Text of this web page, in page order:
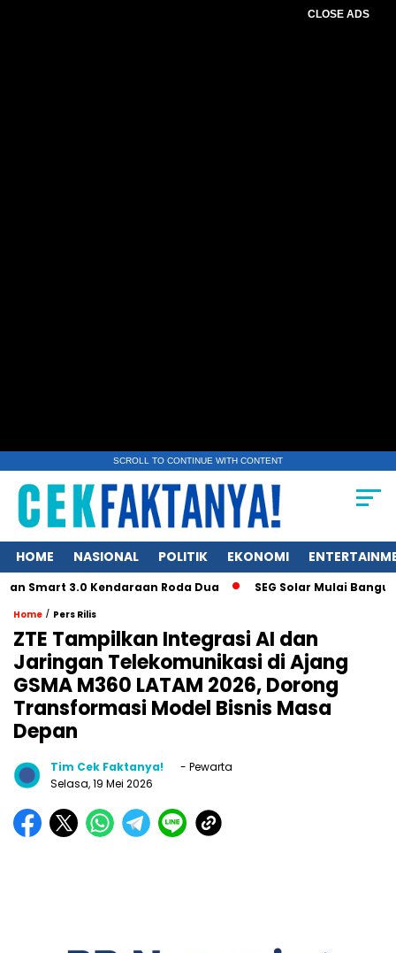
CLOSE ADS
SCROLL TO CONTINUE WITH CONTENT
HOME NASIONAL POLITIK EKONOMI
3.0 Kendaraan Roda Dua SEG Solar Mulai Bangun
Home / Pers Rilis
ZTE Tampilkan Integrasi AI dan
Jaringan Telekomunikasi di Ajang
GSMA M360 LATAM 2026, Dorong
Transformasi Model Bisnis Masa
Depan
Tim Cek Faktanya!
- Pewarta
Selasa, 19 Mei 2026